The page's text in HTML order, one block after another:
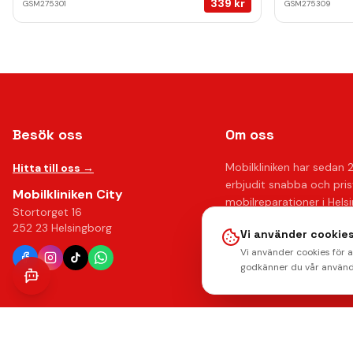
GSM275301 339 kr GSM275309
Besök oss
Hitta till oss →
Mobilkliniken City
Stortorget 16
252 23 Helsingborg
Om oss
Mobilkliniken har sedan
erbjudit snabba och
mobilreparationer i
upp till 12 månaders
känna dig trygg hos oss.
Vi använder
Vi använder cookies för
godkänner du vår